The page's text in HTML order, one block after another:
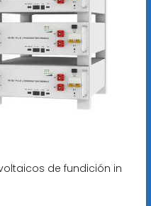
de fundición in